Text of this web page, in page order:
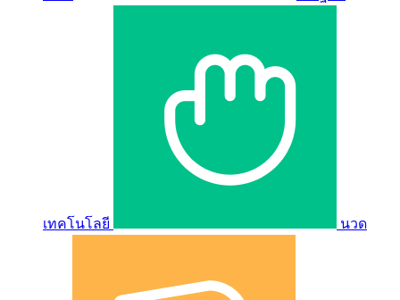
เทคโนโลยี นวด